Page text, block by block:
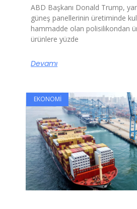
ABD Başkanı Donald Trump,
güneş panellerinin üretiminde
hammadde olan polisilikondan
ürünlere yüzde
Devamı
EKONOMI